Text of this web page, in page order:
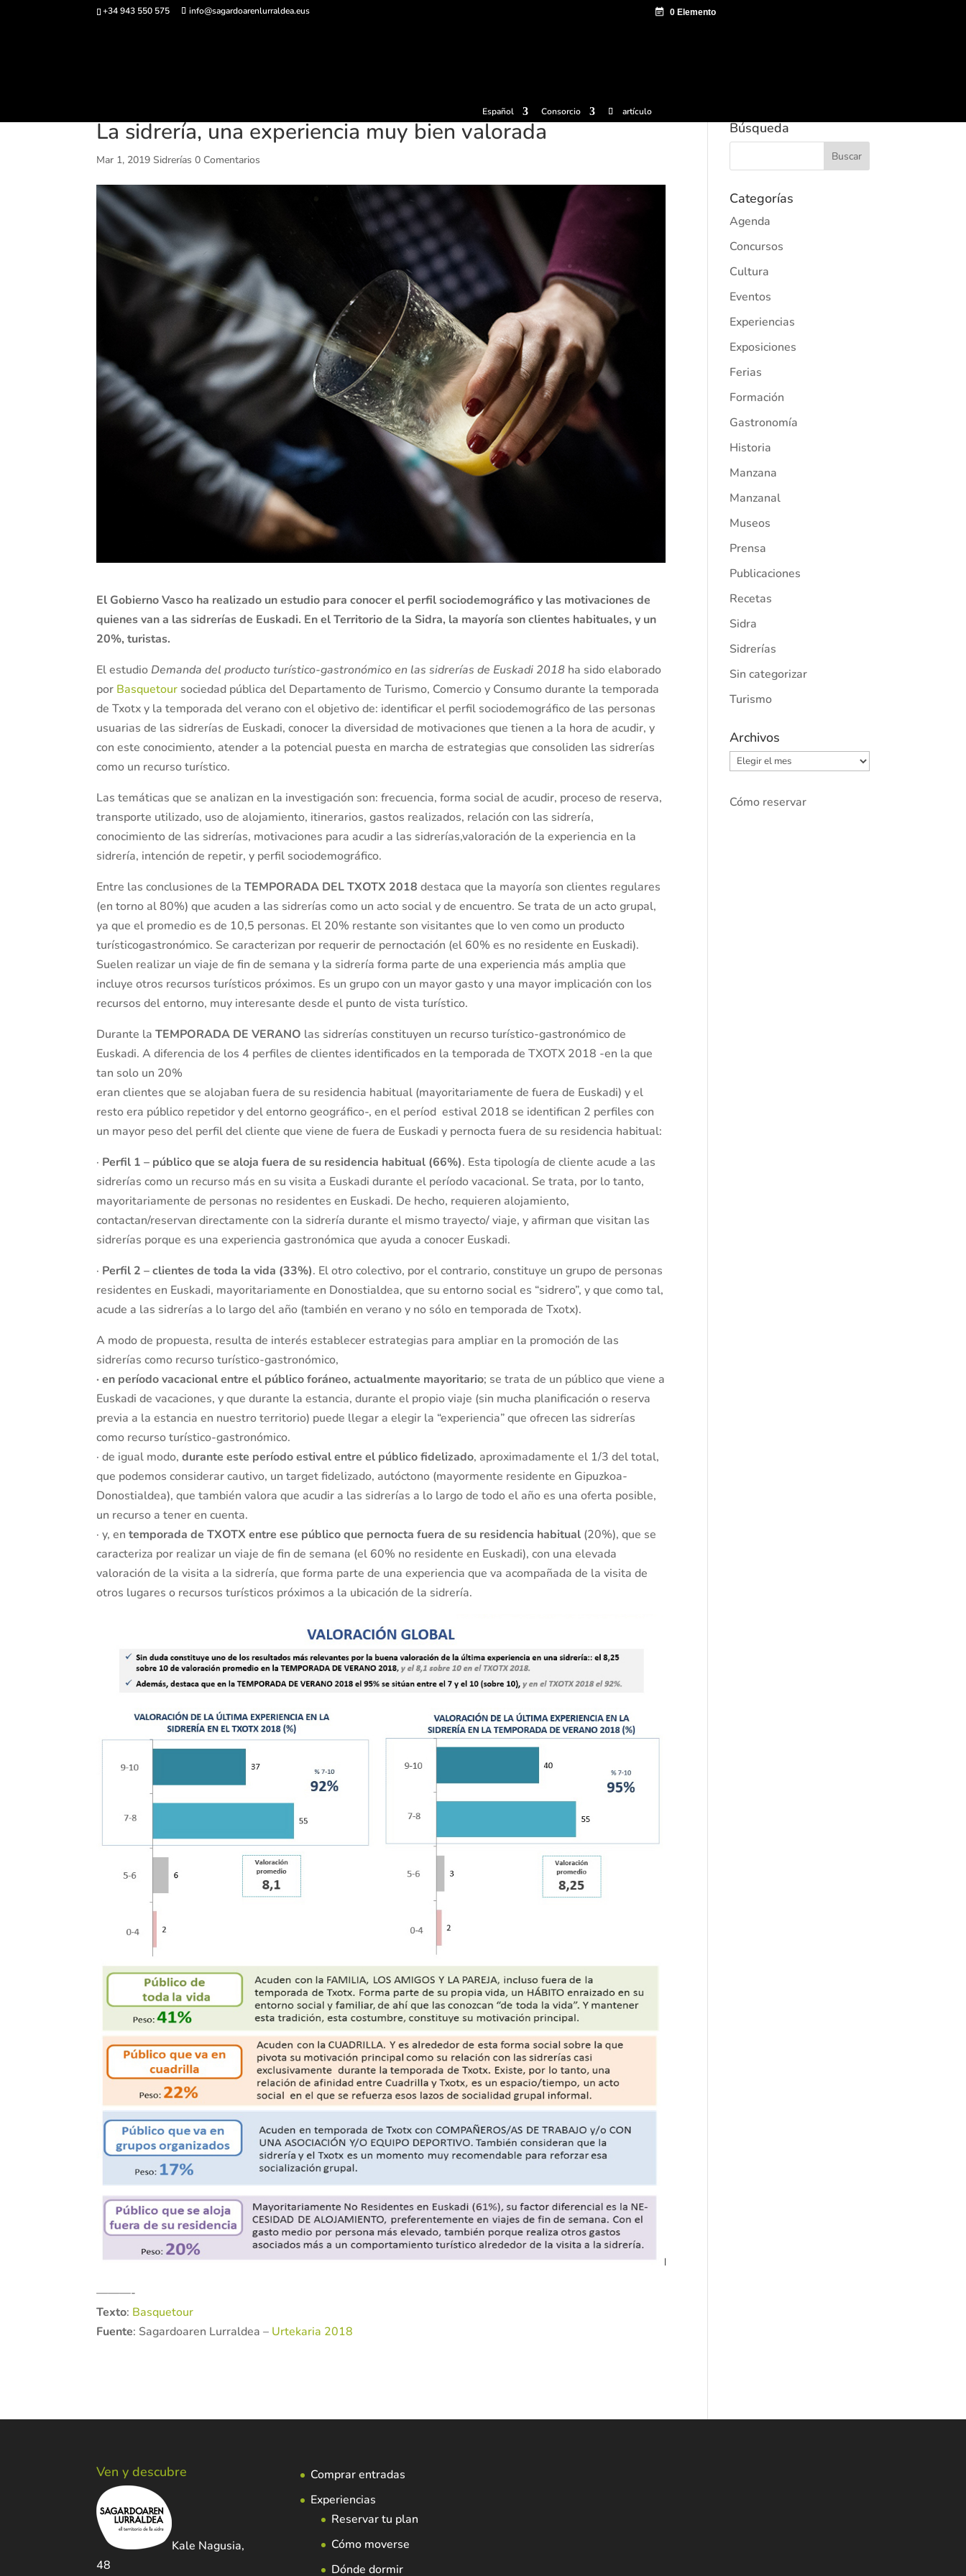
+34 943 550 575 info@sagardoarenlurraldea.eus
Español Consorcio artículo
La sidrería, una experiencia muy bien valorada
Mar 1, 2019 Sidrerías 0 Comentarios
El Gobierno Vasco ha realizado un estudio para conocer el perfil sociodemográfico y las motivaciones de
quienes van a las sidrerías de Euskadi. En el Territorio de la Sidra, la mayoría son clientes habituales, y un
20%, turistas.
El estudio Demanda del producto turístico-gastronómico en las sidrerías de Euskadi 2018 ha sido elaborado
por Basquetour sociedad pública del Departamento de Turismo, Comercio y Consumo durante la temporada
de Txotx y la temporada del verano con el objetivo de: identificar el perfil sociodemográfico de las personas
usuarias de las sidrerías de Euskadi, conocer la diversidad de motivaciones que tienen a la hora de acudir, y
con este conocimiento, atender a la potencial puesta en marcha de estrategias que consoliden las sidrerías
como un recurso turístico.
Las temáticas que se analizan en la investigación son: frecuencia, forma social de acudir, proceso de reserva,
transporte utilizado, uso de alojamiento, itinerarios, gastos realizados, relación con las sidrería,
conocimiento de las sidrerías, motivaciones para acudir a las sidrerías,valoración de la experiencia en la
sidrería, intención de repetir, y perfil sociodemográfico.
Entre las conclusiones de laTEMPORADA DEL TXOTX 2018 destaca que la mayoría son clientes regulares
(en torno al 80%) que acuden a las sidrerías como un acto social y de encuentro. Se trata de un acto grupal,
ya que el promedio es de 10,5 personas. El 20% restante son visitantes que lo ven como un producto
turísticogastronómico. Se caracterizan por requerir de pernoctación (el 60% es no residente en Euskadi).
Suelen realizar un viaje de fin de semana y la sidrería forma parte de una experiencia más amplia que
incluye otros recursos turísticos próximos. Es un grupo con un mayor gasto y una mayor implicación con los
recursos del entorno, muy interesante desde el punto de vista turístico.
Durante laTEMPORADA DE VERANO las sidrerías constituyen un recurso turístico-gastronómico de
Euskadi. A diferencia de los 4 perfiles de clientes identificados en la temporada de TXOTX 2018 -en la que
tan solo un 20%
eran clientes que se alojaban fuera de su residencia habitual (mayoritariamente de fuera de Euskadi) y el
resto era público repetidor y del entorno geográfico-, en el períod estival 2018 se identifican 2 perfiles con
un mayor peso del perfil del cliente que viene de fuera de Euskadi y pernocta fuera de su residencia habitual:
· Perfil 1 – público que se aloja fuera de su residencia habitual (66%). Esta tipología de cliente acude a las
sidrerías como un recurso más en su visita a Euskadi durante el período vacacional. Se trata, por lo tanto,
mayoritariamente de personas no residentes en Euskadi. De hecho, requieren alojamiento,
contactan/reservan directamente con la sidrería durante el mismo trayecto/ viaje, y afirman que visitan las
sidrerías porque es una experiencia gastronómica que ayuda a conocer Euskadi.
· Perfil 2 – clientes de toda la vida (33%). El otro colectivo, por el contrario, constituye un grupo de personas
residentes en Euskadi, mayoritariamente en Donostialdea, que su entorno social es “sidrero”, y que como tal,
acude a las sidrerías a lo largo del año (también en verano y no sólo en temporada de Txotx).
A modo de propuesta, resulta de interés establecer estrategias para ampliar en la promoción de las
sidrerías como recurso turístico-gastronómico,
· en período vacacional entre el público foráneo, actualmente mayoritario; se trata de un público que viene a
Euskadi de vacaciones, y que durante la estancia, durante el propio viaje (sin mucha planificación o reserva
previa a la estancia en nuestro territorio) puede llegar a elegir la “experiencia” que ofrecen las sidrerías
como recurso turístico-gastronómico.
· de igual modo,durante este período estival entre el público fidelizado, aproximadamente el 1/3 del total,
que podemos considerar cautivo, un target fidelizado, autóctono (mayormente residente en Gipuzkoa-
Donostialdea), que también valora que acudir a las sidrerías a lo largo de todo el año es una oferta posible,
un recurso a tener en cuenta.
· y, entemporada de TXOTX entre ese público que pernocta fuera de su residencia habitual (20%), que se
caracteriza por realizar un viaje de fin de semana (el 60% no residente en Euskadi), con una elevada
valoración de la visita a la sidrería, que forma parte de una experiencia que va acompañada de la visita de
otros lugares o recursos turísticos próximos a la ubicación de la sidrería.
———-
Texto: Basquetour
Fuente: Sagardoaren Lurraldea – Urtekaria 2018
Búsqueda
Categorías
Agenda
Concursos
Cultura
Eventos
Experiencias
Exposiciones
Ferias
Formación
Gastronomía
Historia
Manzana
Manzanal
Museos
Prensa
Publicaciones
Recetas
Sidra
Sidrerías
Sin categorizar
Turismo
Archivos
Archivos
Cómo reservar
Ven y descubre
Kale Nagusia,
48
Comprar entradas
Experiencias
Reservar tu plan
Cómo moverse
Dónde dormir